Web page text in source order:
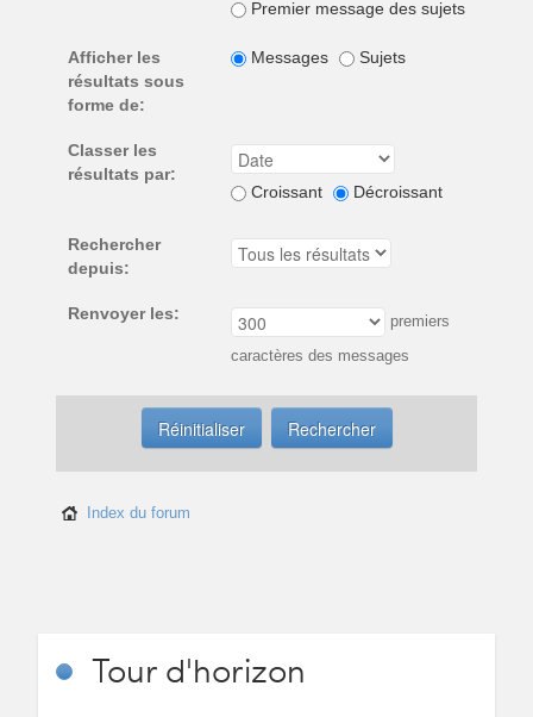
Premier message des sujets
Afficher les
résultats sous
forme de:
Messages Sujets
Classer les
résultats par:
Croissant
Décroissant
Rechercher
depuis:
Renvoyer les: premiers
caractères des messages
Index du forum
Tourd'horizon